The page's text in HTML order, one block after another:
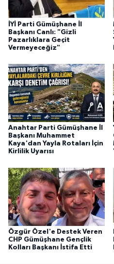
İYİ Parti Gümüşhane İl
Başkanı Canlı: "Gizli
Pazarlıklara Geçit
Vermeyeceğiz"
Anahtar Parti Gümüşhane İl
Başkanı Muhammet
Kaya'dan Yayla Rotaları İçin
Kirlilik Uyarısı
Özgür Özel'e Destek Veren
CHP Gümüşhane Gençlik
Kolları Başkanı İstifa Etti